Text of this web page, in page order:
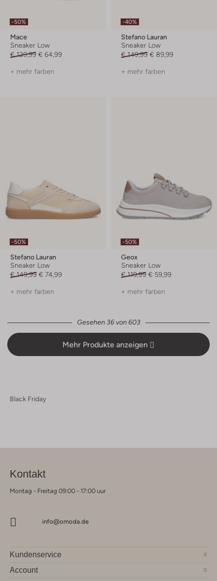
-50%
Mace
Sneaker Low
€ 129,99 € 64,99
+ mehr farben
-40%
Stefano Lauran
Sneaker Low
€ 149,99 € 89,99
+ mehr farben
-50%
Stefano Lauran
Sneaker Low
€ 149,99 € 74,99
+ mehr farben
-50%
Geox
Sneaker Low
€ 119,99 € 59,99
+ mehr farben
Gesehen 36 von 603
Mehr Produkte anzeigen
Black Friday
Kontakt
Montag - Freitag 09:00 - 17:00 uur
info@omoda.de
Kundenservice
Account